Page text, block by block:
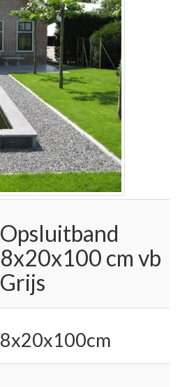
Opsluitband
8x20x100 cm vb
Grijs
8x20x100cm